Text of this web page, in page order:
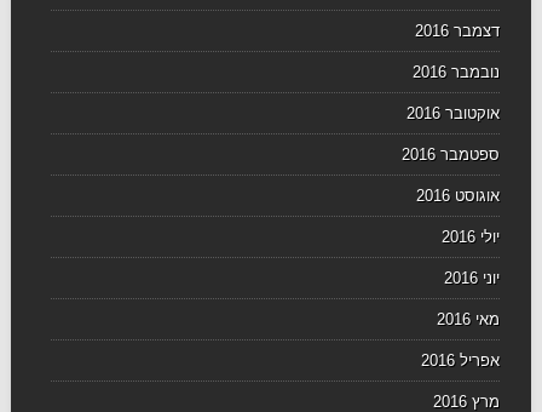
דצמבר 2016
נובמבר 2016
אוקטובר 2016
ספטמבר 2016
אוגוסט 2016
יולי 2016
יוני 2016
מאי 2016
אפריל 2016
מרץ 2016